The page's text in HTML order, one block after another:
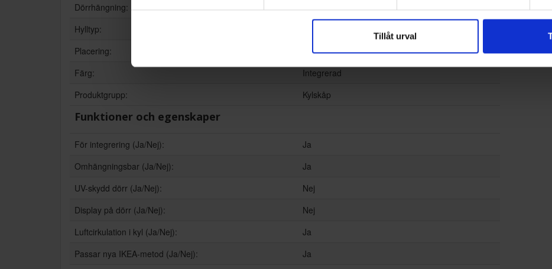
Tillåt urval
Dörrhängning:
Höger
Hylltyp:
Placering:
Inbyggd
Färg:
Integrerad
Produktgrupp:
Kylskåp
Funktioner och egenskaper
För integrering (Ja/Nej):
Ja
Omhängningsbar (Ja/Nej):
Ja
UV-skydd dörr (Ja/Nej):
Nej
Display på dörr (Ja/Nej):
Nej
Luftcirkulation i kyl (Ja/Nej):
Ja
Passar nya IKEA-metod (Ja/Nej):
Ja